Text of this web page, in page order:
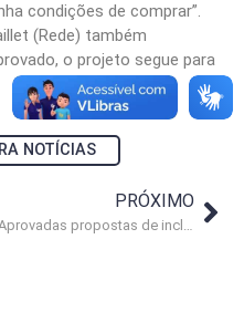
condições de comprar”.
(Rede) também
o projeto segue para
NOTÍCIAS
PRÓXIMO
Aprovadas propostas de inclusão no trabalho e regularização imobiliária